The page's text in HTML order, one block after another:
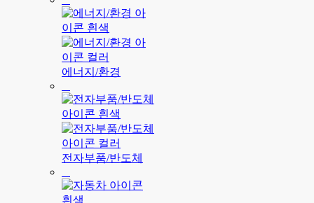
에너지/환경
전자부품/반도체